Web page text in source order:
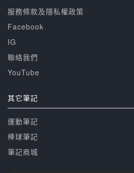
服務條款及隱私權政策
Facebook
IG
聯絡我們
YouTube
其它筆記
運動筆記
棒球筆記
筆記商城